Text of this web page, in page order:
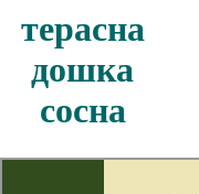
терасна
дошка
сосна